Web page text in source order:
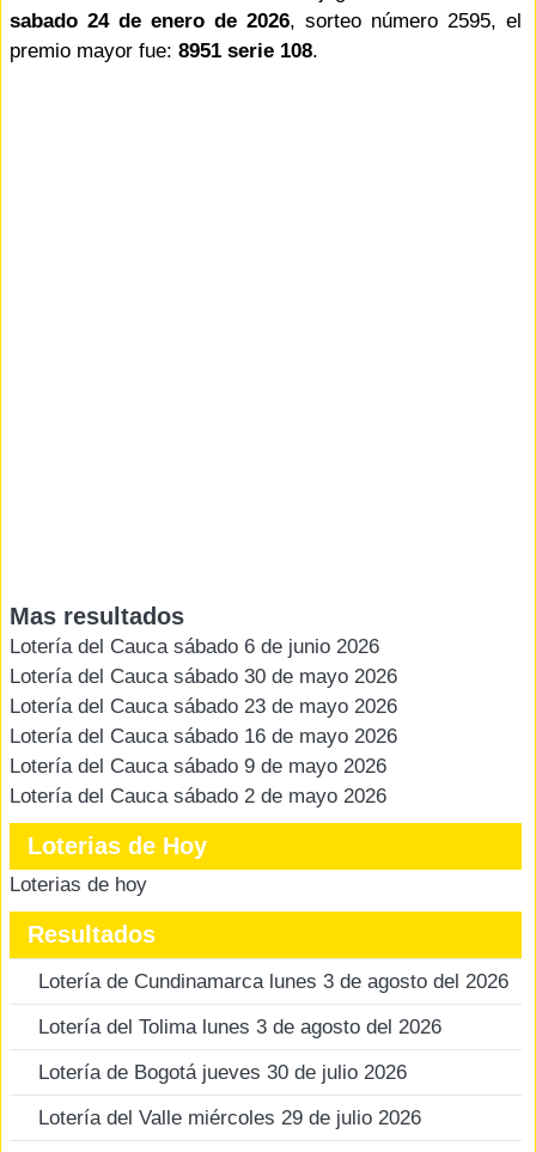
sabado 24 de enero de 2026, sorteo número 2595, el
premio mayor fue: 8951 serie 108.
Mas resultados
Lotería del Cauca sábado 6 de junio 2026
Lotería del Cauca sábado 30 de mayo 2026
Lotería del Cauca sábado 23 de mayo 2026
Lotería del Cauca sábado 16 de mayo 2026
Lotería del Cauca sábado 9 de mayo 2026
Lotería del Cauca sábado 2 de mayo 2026
Loterias de Hoy
Loterias de hoy
Resultados
Lotería de Cundinamarca lunes 3 de agosto del 2026
Lotería del Tolima lunes 3 de agosto del 2026
Lotería de Bogotá jueves 30 de julio 2026
Lotería del Valle miércoles 29 de julio 2026